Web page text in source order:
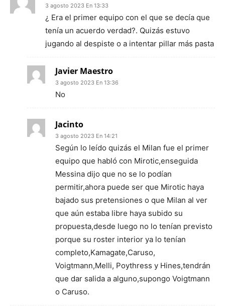
3 agosto 2023 En 13:33
¿ Era el primer equipo con el que se decía que
tenía un acuerdo verdad?. Quizás estuvo
jugando al despiste o a intentar pillar más pasta
Javier Maestro
3 agosto 2023 En 13:36
No
Jacinto
3 agosto 2023 En 14:21
Según lo leído quizás el Milan fue el primer
equipo que habló con Mirotic,enseguida
Messina dijo que no se lo podían
permitir,ahora puede ser que Mirotic haya
bajado sus pretensiones o que Milan al ver
que aún estaba libre haya subido su
propuesta,desde luego no lo tenían previsto
porque su roster interior ya lo tenían
completo,Kamagate,Caruso,
Voigtmann,Melli, Poythress y Hines,tendrán
que dar salida a alguno,supongo Voigtmann
o Caruso.